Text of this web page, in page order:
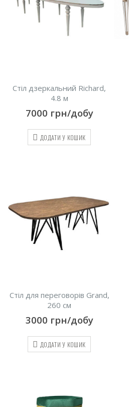
Стіл дзеркальний Richard,
4.8 м
7000 грн/добу
ДОДАТИ У КОШИК
Стіл для переговорів Grand,
260 см
3000 грн/добу
ДОДАТИ У КОШИК